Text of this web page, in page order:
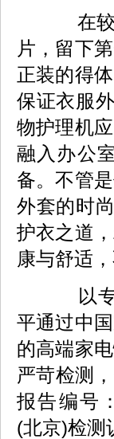
在较
片，留下
正装的得
保证衣服
物护理机
融入办公
备。不管
外套的时
护衣之道
康与舒适
以专
平通过中
的高端家
严苛检测
报告编号
(北京)检测